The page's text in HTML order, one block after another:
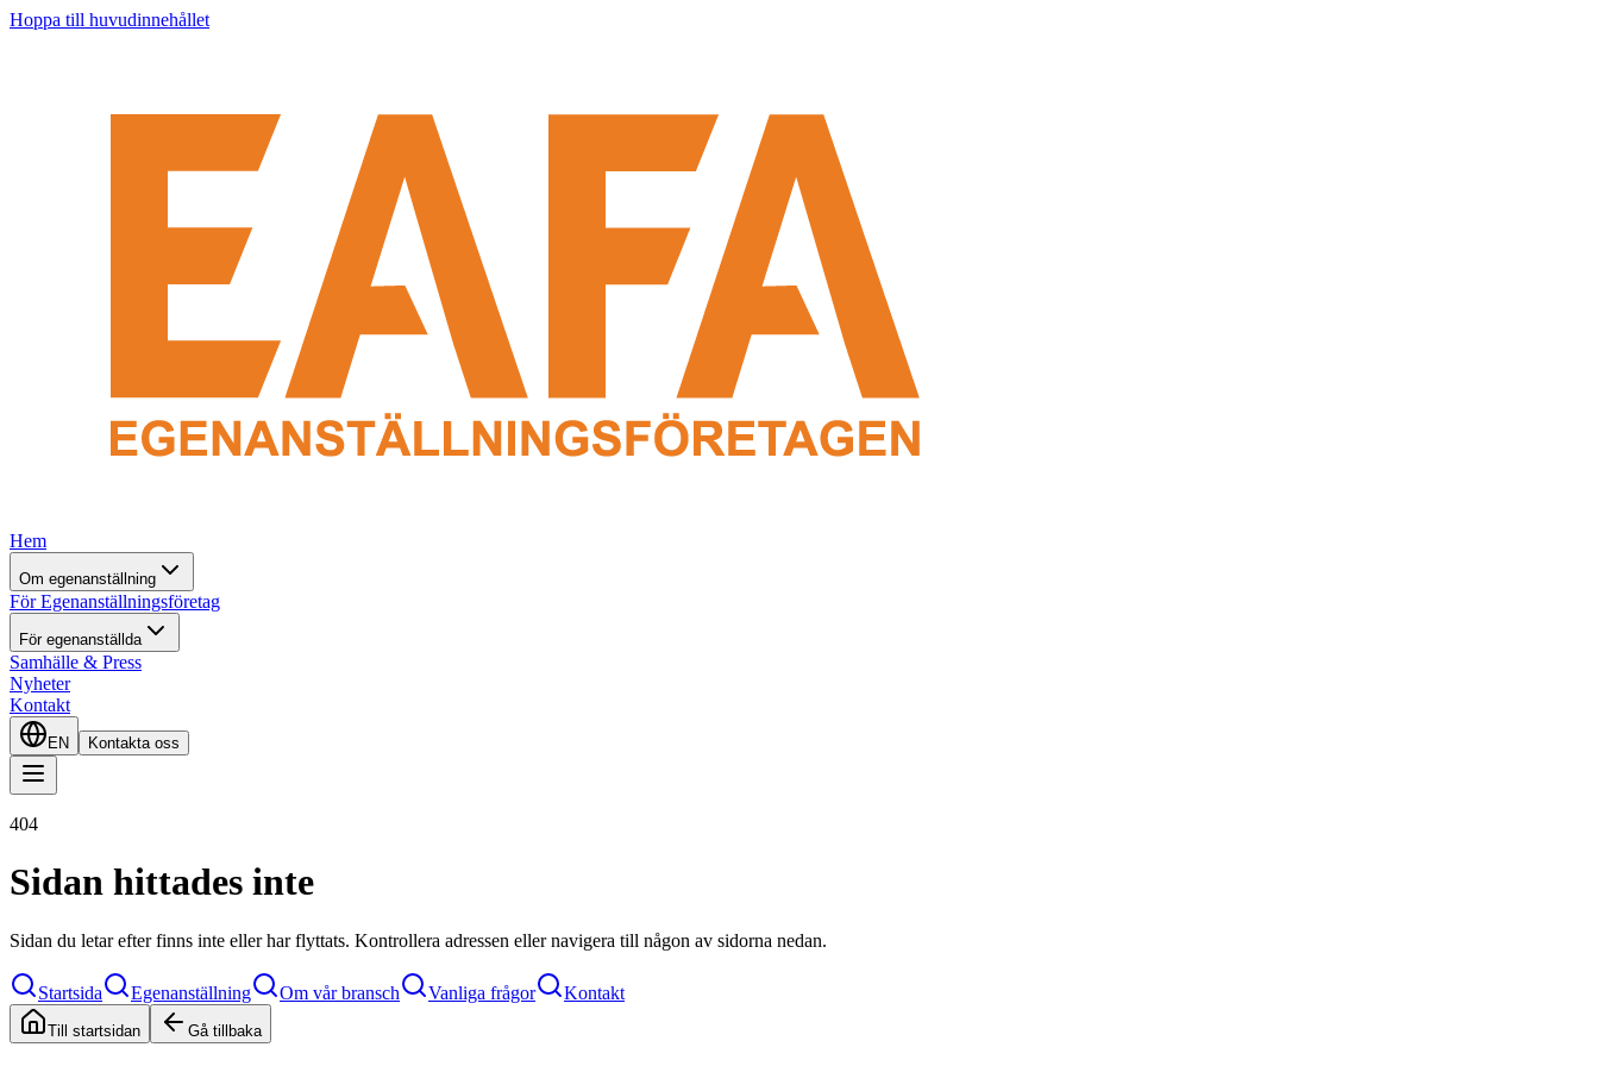
Hoppa till huvudinnehållet
Hem
Om egenanställning
För Egenanställningsföretag
För egenanställda
Samhälle & Press
Nyheter
Kontakt
EN Kontakta oss
404
Sidan hittades inte
Sidan du letar efter finns inte eller har flyttats. Kontrollera adressen eller navigera till någon av sidorna nedan.
Startsida Egenanställning Om vår bransch Vanliga frågor Kontakt
Till startsidan Gå tillbaka